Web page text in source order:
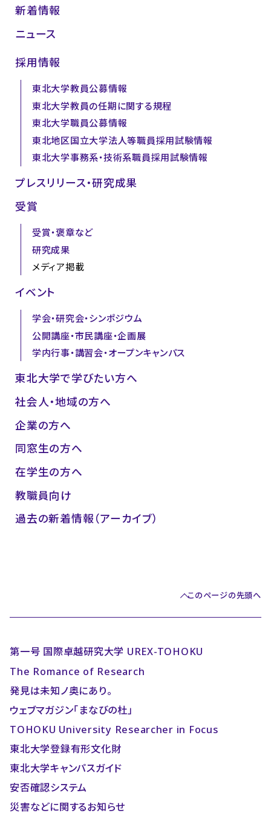
新着情報
ニュース
採用情報
東北大学教員公募情報
東北大学教員の任期に関する規程
東北大学職員公募情報
東北地区国立大学法人等職員採用試験情報
東北大学事務系・技術系職員採用試験情報
プレスリリース・研究成果
受賞
受賞・褒章など
研究成果
メディア掲載
イベント
学会・研究会・シンポジウム
公開講座・市民講座・企画展
学内行事・講習会・オープンキャンパス
東北大学で学びたい方へ
社会人・地域の方へ
企業の方へ
同窓生の方へ
在学生の方へ
教職員向け
過去の新着情報（アーカイブ）
このページの先頭へ
第一号 国際卓越研究大学 UREX-TOHOKU
The Romance of Research
発見は未知ノ奥にあり。
ウェブマガジン「まなびの杜」
TOHOKU University Researcher in Focus
東北大学登録有形文化財
東北大学キャンパスガイド
安否確認システム
災害などに関するお知らせ